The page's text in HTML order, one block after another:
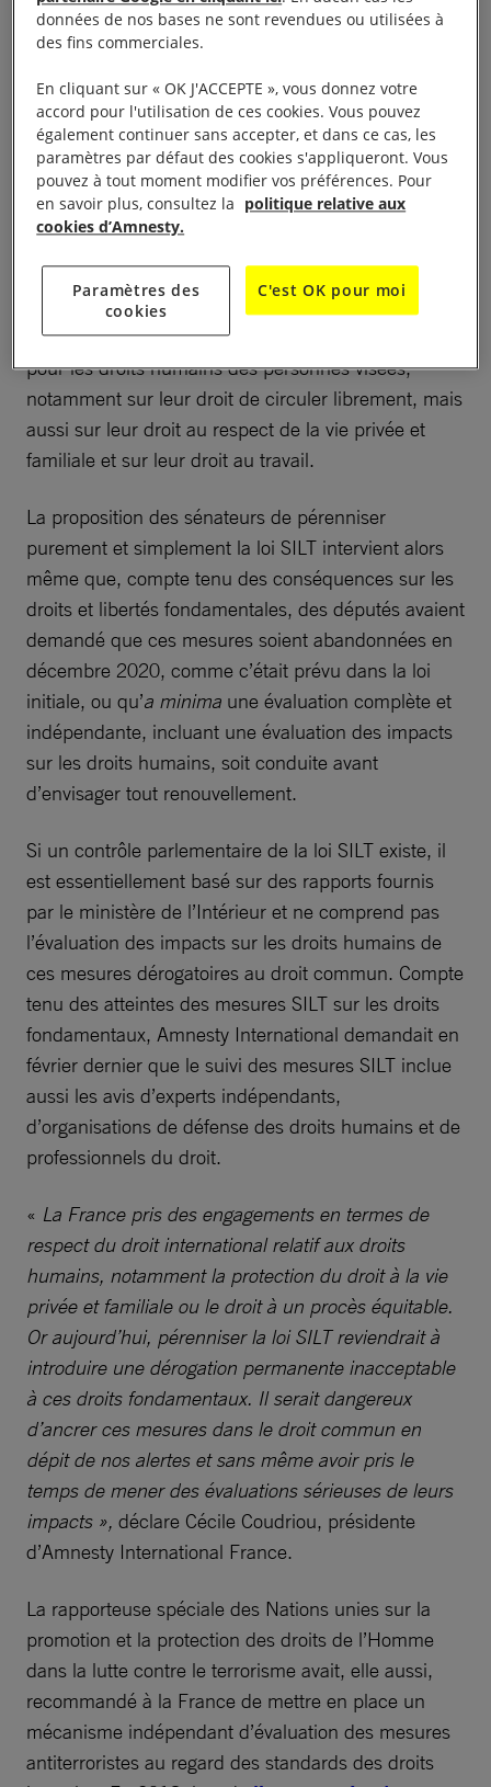
l’interdiction de quitter leur commune et/ou des
alors qu’elles reposent sur des critères imprécis et
généralement sur des informations tenues
secrètes. Certaines mesures notamment les
assignations à résidence ou des perquisitions, sont
contrôlées par l’administration et contournent la
cette dernière apporte pour les droits de la défense.
Ces dispositifs ont des conséquences très lourdes
pour les droits humains des personnes visées,
notamment sur leur droit de circuler librement, mais
aussi sur leur droit au respect de la vie privée et
familiale et sur leur droit au travail.
La proposition des sénateurs de pérenniser
purement et simplement la loi SILT intervient alors
même que, compte tenu des conséquences sur les
droits et libertés fondamentales, des députés avaient
demandé que ces mesures soient abandonnées en
décembre 2020, comme c’était prévu dans la loi
initiale, ou qu’a minima une évaluation complète et
indépendante, incluant une évaluation des impacts
sur les droits humains, soit conduite avant
d’envisager tout renouvellement.
Si un contrôle parlementaire de la loi SILT existe, il
est essentiellement basé sur des rapports fournis
par le ministère de l’Intérieur et ne comprend pas
l’évaluation des impacts sur les droits humains de
ces mesures dérogatoires au droit commun. Compte
tenu des atteintes des mesures SILT sur les droits
fondamentaux, Amnesty International demandait en
février dernier que le suivi des mesures SILT inclue
aussi les avis d’experts indépendants,
d’organisations de défense des droits humains et de
professionnels du droit.
« La France pris des engagements en termes de
respect du droit international relatif aux droits
humains, notamment la protection du droit à la vie
privée et familiale ou le droit à un procès équitable.
Or aujourd’hui, pérenniser la loi SILT reviendrait à
introduire une dérogation permanente inacceptable
à ces droits fondamentaux. Il serait dangereux
d’ancrer ces mesures dans le droit commun en
dépit de nos alertes et sans même avoir pris le
temps de mener des évaluations sérieuses de leurs
impacts », déclare Cécile Coudriou, présidente
d’Amnesty International France.
La rapporteuse spéciale des Nations unies sur la
promotion et la protection des droits de l’Homme
dans la lutte contre le terrorisme avait, elle aussi,
recommandé à la France de mettre en place un
mécanisme indépendant d’évaluation des mesures
antiterroristes au regard des standards des droits
données de nos bases ne sont revendues ou utilisées à
des fins commerciales.
En cliquant sur « OK J'ACCEPTE », vous donnez votre
accord pour l'utilisation de ces cookies. Vous pouvez
également continuer sans accepter, et dans ce cas, les
paramètres par défaut des cookies s'appliqueront. Vous
pouvez à tout moment modifier vos préférences. Pour
en savoir plus, consultez la politique relative aux
cookies d’Amnesty.
Paramètres des
cookies
C'est OK pour moi